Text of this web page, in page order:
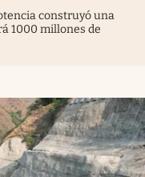
construyó una
1000 millones de